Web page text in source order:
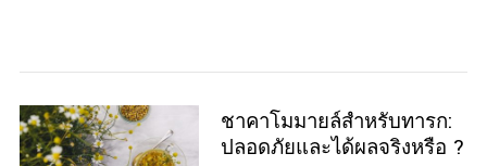
ชาคาโมมายล์สำหรับทารก:
ปลอดภัยและได้ผลจริงหรือ ?